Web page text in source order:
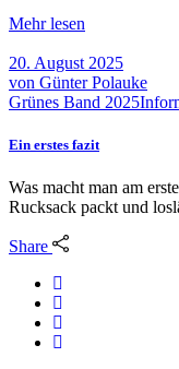
Mehr lesen
20. August 2025
von Günter Polauke
Grünes Band 2025
Ein erstes fazit
Was macht man am
Rucksack packt und
Share